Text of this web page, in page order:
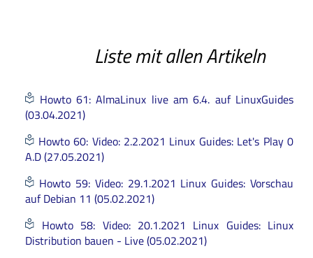
Liste mit allen Artikeln
Howto 61: AlmaLinux live am 6.4. auf LinuxGuides
(03.04.2021)
Howto 60: Video: 2.2.2021 Linux Guides: Let's Play 0
A.D (27.05.2021)
Howto 59: Video: 29.1.2021 Linux Guides: Vorschau
auf Debian 11 (05.02.2021)
Howto 58: Video: 20.1.2021 Linux Guides: Linux
Distribution bauen - Live (05.02.2021)